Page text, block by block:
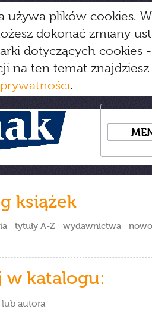
używa plików cookies.
dokonać zmiany
dotyczących cookies
na ten temat
.
książek
tytuły A-Z wydawnictwa
w katalogu: